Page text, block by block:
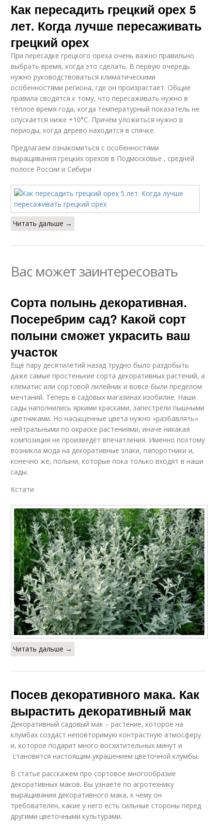
Как пересадить грецкий орех 5
лет. Когда лучше пересаживать
грецкий орех
При пересадке грецкого ореха очень важно правильно
выбрать время, когда это сделать. В первую очередь
нужно руководствоваться климатическими
особенностями региона, где он произрастает. Общие
правила сводятся к тому, что пересаживать нужно в
тёплое время года, когда температурный показатель не
опускается ниже +10°С. Причём уложиться нужно в
периоды, когда дерево находится в спячке.
Предлагаем ознакомиться с особенностями
выращивания грецких орехов в Подмосковье , средней
полосе России и Сибири .
Читать дальше →
Вас может заинтересовать
Сорта полынь декоративная.
Посеребрим сад? Какой сорт
полыни сможет украсить ваш
участок
Ещё пару десятилетий назад трудно было раздобыть
даже самые простенькие сорта декоративных растений, а
клематис или сортовой лилейник и вовсе были пределом
мечтаний. Теперь в садовых магазинах изобилие. Наши
сады наполнились яркими красками, запестрели пышными
цветниками. Но насыщенные цвета нужно «разбавлять»
нейтральными по окраске растениями, иначе никакая
композиция не произведёт впечатления. Именно поэтому
возникла мода на декоративные злаки, папоротники и,
конечно же, полыни, которые пока только входят в наши
сады.
Кстати
Читать дальше →
Посев декоративного мака. Как
вырастить декоративный мак
Декоративный садовый мак – растение, которое на
клумбах создаст неповторимую контрастную атмосферу
и, которое подарит много восхитительных минут и
становится настоящим украшением цветочной клумбы.
В статье расскажем про сортовое многообразие
декоративных маков. Вы узнаете по агротехнику
выращивания декоративного мака, к чему он
требователен, какие у него есть сильные стороны перед
другими цветочными культурами.